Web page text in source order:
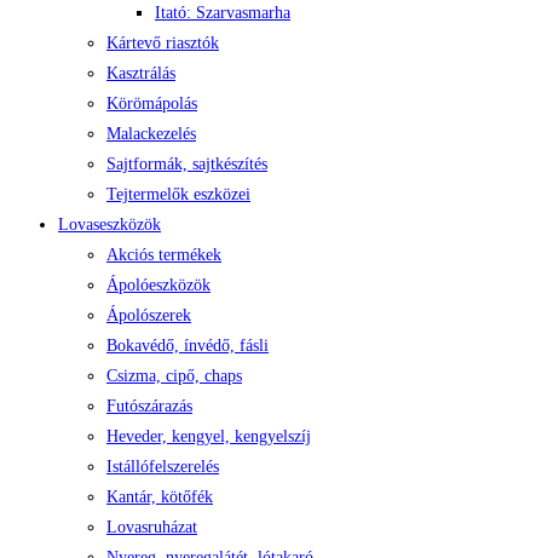
Itató: Szarvasmarha
Kártevő riasztók
Kasztrálás
Körömápolás
Malackezelés
Sajtformák, sajtkészítés
Tejtermelők eszközei
Lovaseszközök
Akciós termékek
Ápolóeszközök
Ápolószerek
Bokavédő, ínvédő, fásli
Csizma, cipő, chaps
Futószárazás
Heveder, kengyel, kengyelszíj
Istállófelszerelés
Kantár, kötőfék
Lovasruházat